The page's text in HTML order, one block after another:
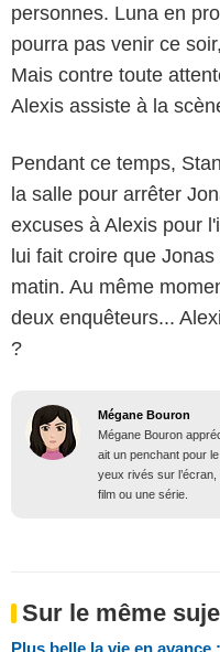
personnes. Luna en
pourra pas venir ce
Mais contre toute
Alexis assiste à la
Pendant ce temps,
la salle pour arrêter
excuses à Alexis pour
lui fait croire que
matin. Au même
deux enquêteurs...
?
Mégane Bouron
Mégane Bouron
ait un penchant pour
yeux rivés sur
film ou une série.
Sur le même
Plus belle la vie en